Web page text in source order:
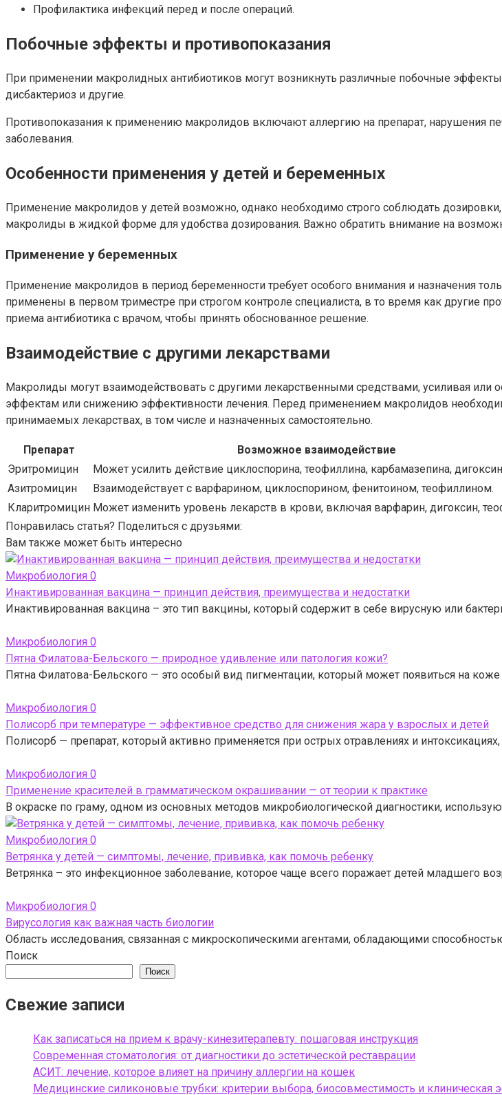
Профилактика инфекций перед и после операций.
Побочные эффекты и противопоказания
При применении макролидных антибиотиков могут возникнуть различные побочные
дисбактериоз и другие.
Противопоказания к применению макролидов включают аллергию на препарат, нарушения
заболевания.
Особенности применения у детей и беременных
Применение макролидов у детей возможно, однако необходимо строго соблюдать
макролиды в жидкой форме для удобства дозирования. Важно обратить внимание на
Применение у беременных
Применение макролидов в период беременности требует особого внимания и назначения
применены в первом триместре при строгом контроле специалиста, в то время как другие
приема антибиотика с врачом, чтобы принять обоснованное решение.
Взаимодействие с другими лекарствами
Макролиды могут взаимодействовать с другими лекарственными средствами, усиливая или
эффектам или снижению эффективности лечения. Перед применением макролидов
принимаемых лекарствах, в том числе и назначенных самостоятельно.
Препарат
Возможное взаимодействие
Эритромицин
Может усилить действие циклоспорина, теофиллина, карбамазепина,
Азитромицин
Взаимодействует с варфарином, циклоспорином, фенитоином, теофиллином.
Кларитромицин Может изменить уровень лекарств в крови, включая варфарин, дигоксин,
Понравилась статья? Поделиться с друзьями:
Вам также может быть интересно
Микробиология 0
Инактивированная вакцина — принцип действия, преимущества и недостатки
Инактивированная вакцина – это тип вакцины, который содержит в себе вирусную или
Микробиология 0
Пятна Филатова-Бельского — природное удивление или патология кожи?
Пятна Филатова-Бельского — это особый вид пигментации, который может появиться на
Микробиология 0
Полисорб при температуре — эффективное средство для снижения жара у взрослых и детей
Полисорб — препарат, который активно применяется при острых отравлениях и
Микробиология 0
Применение красителей в грамматическом окрашивании — от теории к практике
В окраске по граму, одном из основных методов микробиологической диагностики,
Микробиология 0
Ветрянка у детей — симптомы, лечение, прививка, как помочь ребенку
Ветрянка – это инфекционное заболевание, которое чаще всего поражает детей младшего
Микробиология 0
Вирусология как важная часть биологии
Область исследования, связанная с микроскопическими агентами, обладающими
Поиск
Поиск
Свежие записи
Как записаться на прием к врачу-кинезитерапевту: пошаговая инструкция
Современная стоматология: от диагностики до эстетической реставрации
АСИТ: лечение, которое влияет на причину аллергии на кошек
Медицинские силиконовые трубки: критерии выбора, биосовместимость и клиническая